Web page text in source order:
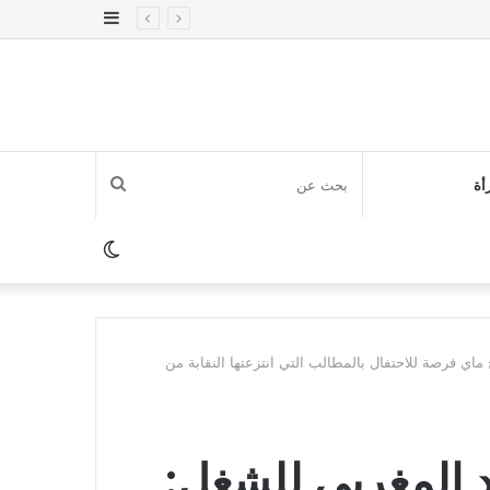
إضافة
بحث
عنالوضع
المظلم
ماي فرصة للاحتفال بالمطالب التي انتزعتها النقابة من